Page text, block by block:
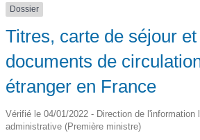
Dossier
Titres, carte de séjour et
documents de
étranger en France
Vérifié le 04/01/2022 - Direction de l'information
administrative (Première ministre)